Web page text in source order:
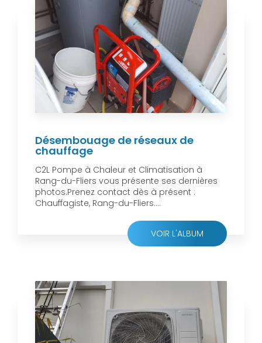
Désembouage de réseaux de
chauffage
C2L Pompe à Chaleur et Climatisation à
Rang-du-Fliers vous présente ses dernières
photos.Prenez contact dès à présent :
Chauffagiste, Rang-du-Fliers....
VOIR L'ALBUM